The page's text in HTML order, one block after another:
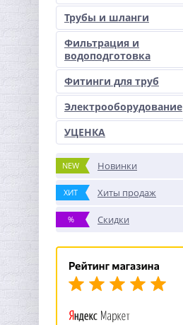
Трубы и шланги
Фильтрация и
водоподготовка
Фитинги для труб
Электрооборудование
УЦЕНКА
NEW Новинки
ХИТ Хиты продаж
% Скидки